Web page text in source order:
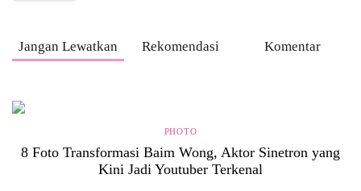
Jangan Lewatkan Rekomendasi Komentar
PHOTO
8 Foto Transformasi Baim Wong, Aktor Sinetron yang
Kini Jadi Youtuber Terkenal